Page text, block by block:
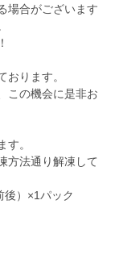
場合がございます
ります。
この機会に是非お
。
方法通り解凍して
）×1パック